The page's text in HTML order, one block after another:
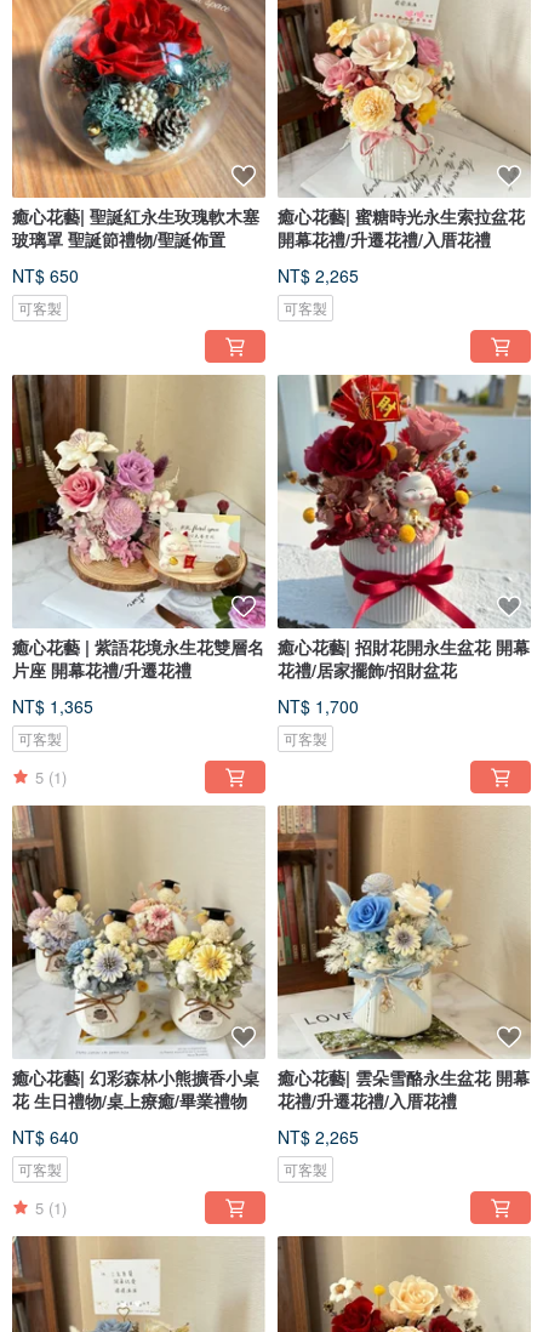
癒心花藝| 聖誕紅永生玫瑰軟木塞
玻璃罩 聖誕節禮物/聖誕佈置
NT$ 650
可客製
癒心花藝| 蜜糖時光永生索拉盆花
開幕花禮/升遷花禮/入厝花禮
NT$ 2,265
可客製
癒心花藝 | 紫語花境永生花雙層名
片座 開幕花禮/升遷花禮
NT$ 1,365
可客製
5 (1)
癒心花藝| 招財花開永生盆花 開幕
花禮/居家擺飾/招財盆花
NT$ 1,700
可客製
癒心花藝| 幻彩森林小熊擴香小桌
花 生日禮物/桌上療癒/畢業禮物
NT$ 640
可客製
5 (1)
癒心花藝| 雲朵雪酪永生盆花 開幕
花禮/升遷花禮/入厝花禮
NT$ 2,265
可客製